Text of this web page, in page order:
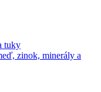
tuky
zinok, minerály a